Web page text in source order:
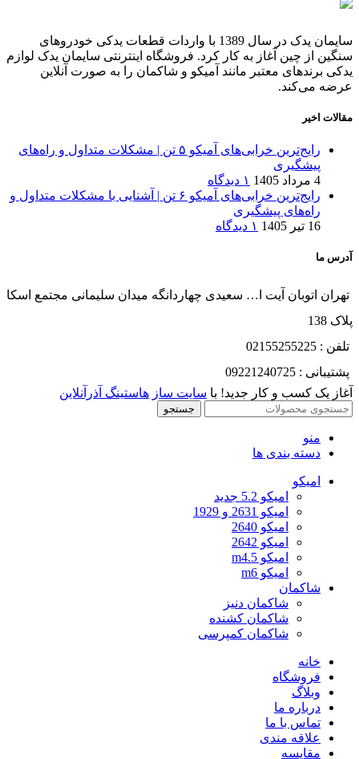
سایمان یدک در سال 1389 با واردات قطعات یدکی خودروهای
سنگین از چین آغاز به کار کرد. فروشگاه اینترنتی سایمان یدک لوازم
یدکی برندهای معتبر مانند آمیکو و شاکمان را به صورت آنلاین
عرضه می‌کند.
مقالات اخیر
رایج‌ترین خرابی‌های آمیکو ۵ تن | مشکلات متداول و راه‌های
پیشگیری
4 مرداد 1405
۱ دیدگاه
رایج‌ترین خرابی‌های آمیکو ۶ تن | آشنایی با مشکلات متداول و
راه‌های پیشگیری
16 تیر 1405
۱ دیدگاه
آدرس ما
تهران اتوبان آیت ا… سعیدی چهاردانگه میدان سلیمانی مجتمع اسکا
پلاک 138
تلفن : 02155255225
پشتیبانی : 09221240725
آغاز یک کسب و کار جدید! با سایت ساز هاستینگ آذرآنلاین
جستجو
منو
دسته بندی ها
امیکو
امیکو 5.2 جدید
امیکو 2631 و 1929
امیکو 2640
امیکو 2642
امیکو m4.5
امیکو m6
شاکمان
شاکمان دنیز
شاکمان کشنده
شاکمان کمپرسی
خانه
فروشگاه
وبلاگ
درباره ما
تماس با ما
علاقه مندی
مقایسه